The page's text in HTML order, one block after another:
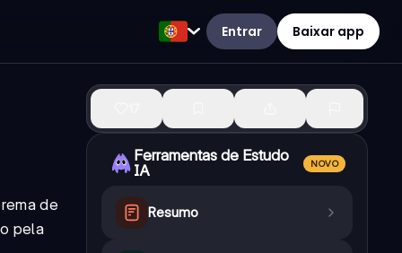
Entrar Baixar app
de
pela
Ferramentas de Estudo
IA
NOVO
Resumo